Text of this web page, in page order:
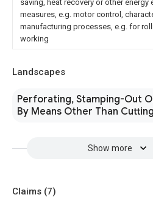
saving, heat recovery or other energy
measures, e.g. motor control,
manufacturing processes, e.g. for
working
Landscapes
Perforating, Stamping-Out
By Means Other Than Cutting
Show more
Claims (7)